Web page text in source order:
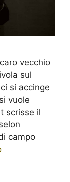
vecchio
sul
si accinge
vuole
scrisse il
campo